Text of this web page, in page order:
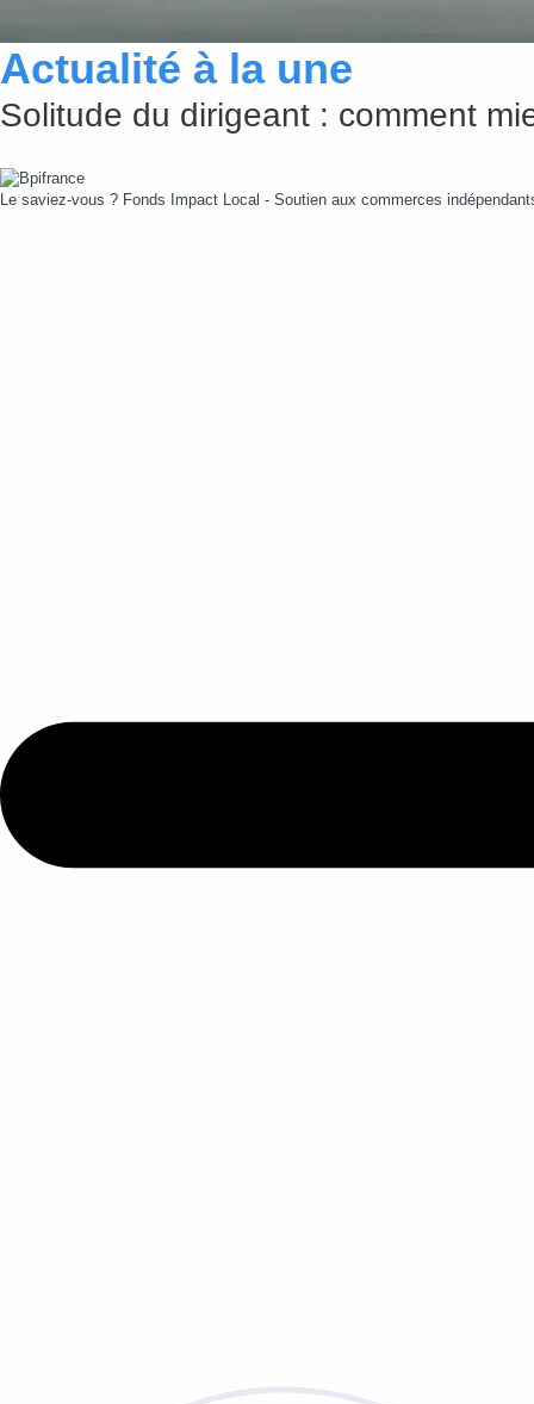
Actualité à la une
Solitude du dirigeant : comment
Le saviez-vous ? Fonds Impact Local - Soutien aux commerces